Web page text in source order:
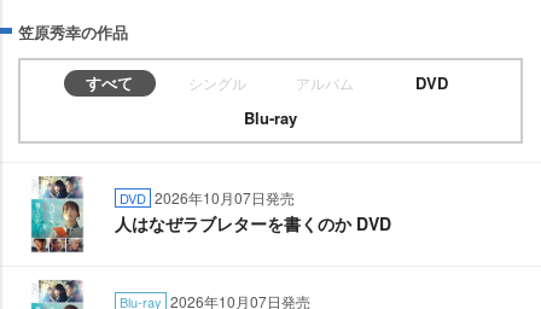
笠原秀幸の作品
すべて シングル アルバム
DVD
Blu-ray
DVD 2026年10月07日発売
人はなぜラブレターを書くのか DVD
Blu-ray 2026年10月07日発売